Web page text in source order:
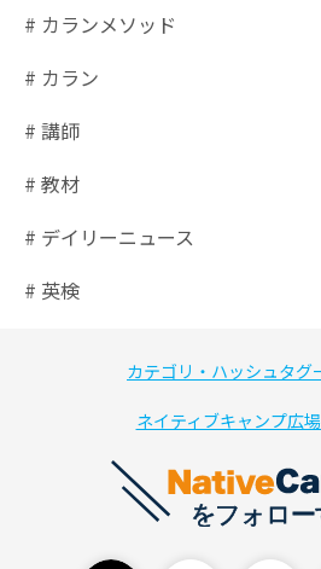
# カランメソッド
# カラン
# 講師
# 教材
# デイリーニュース
# 英検
カテゴリ・ハッシュタグ
ネイティブキャンプ広